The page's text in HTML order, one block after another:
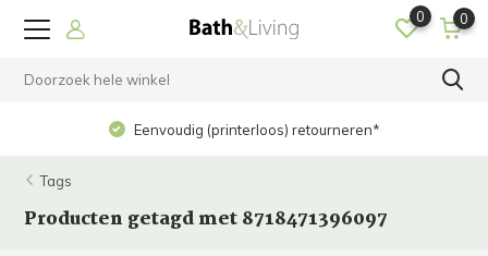
0 0
Eenvoudig (printerloos) retourneren*
Tags
Producten getagd met 8718471396097